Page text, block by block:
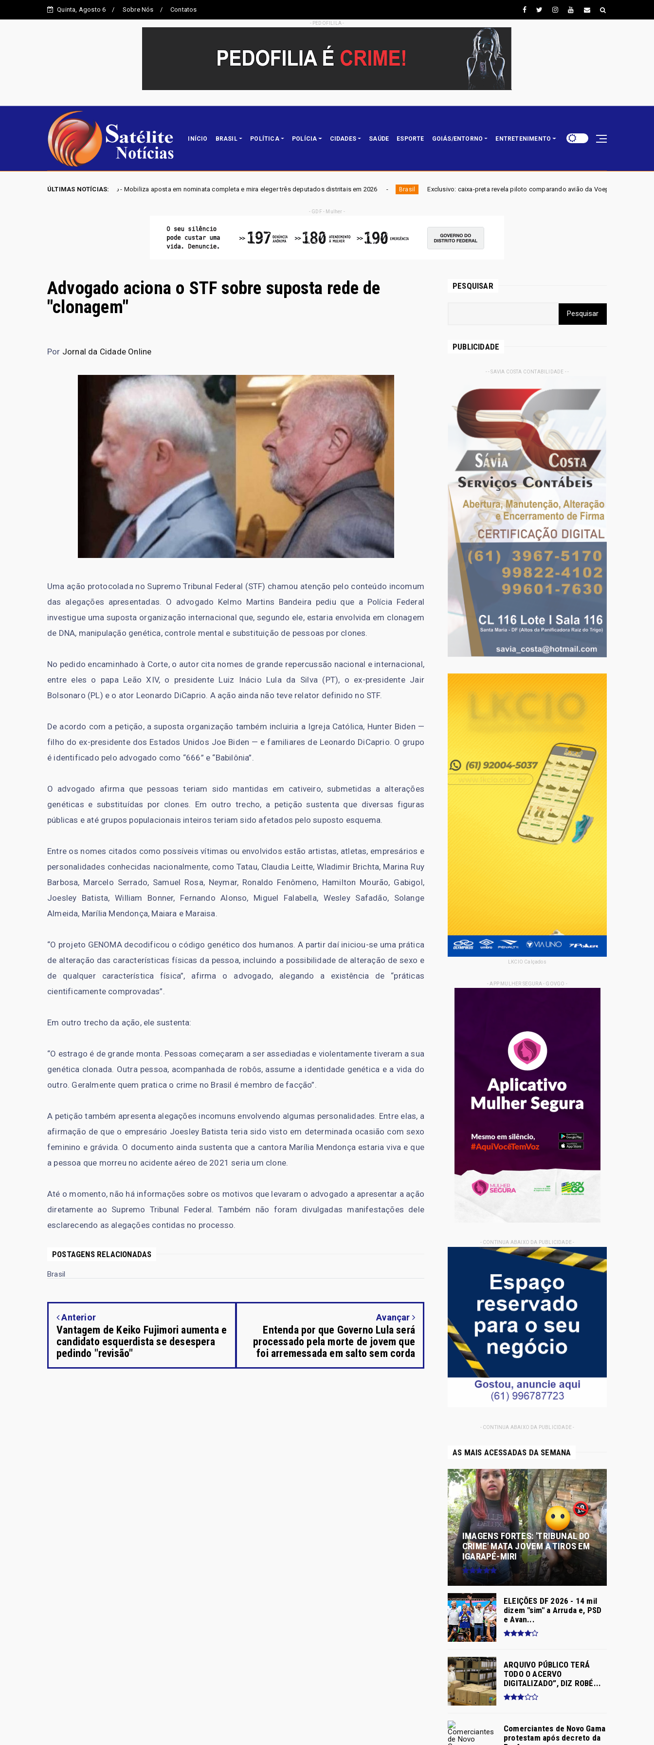
Quinta, Agosto 6 Sobre Nós Contatos
- PEDOFILILA -
INÍCIO BRASIL POLÍTICA POLÍCIA CIDADES SAÚDE ESPORTE GOIÁS/ENTORNO ENTRETENIMENTO
ÚLTIMAS NOTÍCIAS:
DF 2026 - Mobiliza aposta em nominata completa e mira eleger três deputados distritais em 2026 Brasil Exclusivo: caixa-preta revela piloto comparando avião da Voepass a um 'Fusquinha' e admitindo falha
- GDF - Mulher -
Advogado aciona o STF sobre suposta rede de
"clonagem"
Por Jornal da Cidade Online
Uma ação protocolada no Supremo Tribunal Federal (STF) chamou atenção pelo conteúdo incomum
das alegações apresentadas. O advogado Kelmo Martins Bandeira pediu que a Polícia Federal
investigue uma suposta organização internacional que, segundo ele, estaria envolvida em clonagem
de DNA, manipulação genética, controle mental e substituição de pessoas por clones.
No pedido encaminhado à Corte, o autor cita nomes de grande repercussão nacional e internacional,
entre eles o papa Leão XIV, o presidente Luiz Inácio Lula da Silva (PT), o ex-presidente Jair
Bolsonaro (PL) e o ator Leonardo DiCaprio. A ação ainda não teve relator definido no STF.
De acordo com a petição, a suposta organização também incluiria a Igreja Católica, Hunter Biden —
filho do ex-presidente dos Estados Unidos Joe Biden — e familiares de Leonardo DiCaprio. O grupo
é identificado pelo advogado como “666” e “Babilônia”.
O advogado afirma que pessoas teriam sido mantidas em cativeiro, submetidas a alterações
genéticas e substituídas por clones. Em outro trecho, a petição sustenta que diversas figuras
públicas e até grupos populacionais inteiros teriam sido afetados pelo suposto esquema.
Entre os nomes citados como possíveis vítimas ou envolvidos estão artistas, atletas, empresários e
personalidades conhecidas nacionalmente, como Tatau, Claudia Leitte, Wladimir Brichta, Marina Ruy
Barbosa, Marcelo Serrado, Samuel Rosa, Neymar, Ronaldo Fenômeno, Hamilton Mourão, Gabigol,
Joesley Batista, William Bonner, Fernando Alonso, Miguel Falabella, Wesley Safadão, Solange
Almeida, Marília Mendonça, Maiara e Maraisa.
“O projeto GENOMA decodificou o código genético dos humanos. A partir daí iniciou-se uma prática
de alteração das características físicas da pessoa, incluindo a possibilidade de alteração de sexo e
de qualquer característica física”, afirma o advogado, alegando a existência de “práticas
cientificamente comprovadas”.
Em outro trecho da ação, ele sustenta:
“O estrago é de grande monta. Pessoas começaram a ser assediadas e violentamente tiveram a sua
genética clonada. Outra pessoa, acompanhada de robôs, assume a identidade genética e a vida do
outro. Geralmente quem pratica o crime no Brasil é membro de facção”.
A petição também apresenta alegações incomuns envolvendo algumas personalidades. Entre elas, a
afirmação de que o empresário Joesley Batista teria sido visto em determinada ocasião com sexo
feminino e grávida. O documento ainda sustenta que a cantora Marília Mendonça estaria viva e que
a pessoa que morreu no acidente aéreo de 2021 seria um clone.
Até o momento, não há informações sobre os motivos que levaram o advogado a apresentar a ação
diretamente ao Supremo Tribunal Federal. Também não foram divulgadas manifestações dele
esclarecendo as alegações contidas no processo.
POSTAGENS RELACIONADAS
Brasil
Anterior
Vantagem de Keiko Fujimori aumenta e
candidato esquerdista se desespera
pedindo "revisão"
Avançar
Entenda por que Governo Lula será
processado pela morte de jovem que
foi arremessada em salto sem corda
PESQUISAR
PUBLICIDADE
- - SAVIA COSTA CONTABILIDADE - -
LKCIO Calçados
- APP MULHER SEGURA - GOVGO -
- CONTINUA ABAIXO DA PUBLICIDADE -
- CONTINUA ABAIXO DA PUBLICIDADE -
AS MAIS ACESSADAS DA SEMANA
IMAGENS FORTES: 'TRIBUNAL DO
CRIME' MATA JOVEM A TIROS EM
IGARAPÉ-MIRI
ELEIÇÕES DF 2026 - 14 mil
dizem "sim" a Arruda e, PSD
e Avan...
ARQUIVO PÚBLICO TERÁ
TODO O ACERVO
DIGITALIZADO”, DIZ ROBÉ...
Comerciantes de Novo Gama
protestam após decreto da